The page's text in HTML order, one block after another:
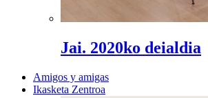
Jai. 2020ko deialdia
Amigos y amigas
Ikasketa Zentroa